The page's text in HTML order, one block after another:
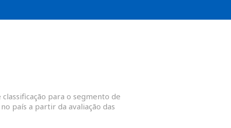
para o segmento de
país a partir da avaliação das